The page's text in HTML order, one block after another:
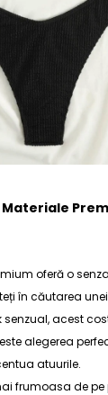
Materiale
oferă o
în căutarea
senzual, acest
este alegerea
atuurile.
frumoasa de